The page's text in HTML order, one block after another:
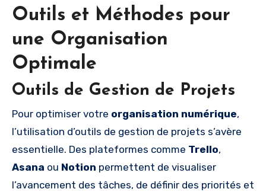
Outils et Méthodes pour
une Organisation
Optimale
Outils de Gestion de Projets
Pour optimiser votre organisation numérique,
l’utilisation d’outils de gestion de projets s’avère
essentielle. Des plateformes comme Trello,
Asana ou Notion permettent de visualiser
l’avancement des tâches, de définir des priorités et